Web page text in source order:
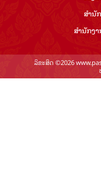
ສຳ​ນັ
ສຳ​ນັກ​ງ
ລິຂະສິດ ©2026